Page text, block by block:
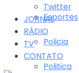
Esportes
Policia
Politica
Twitter
JORNAL
RÁDIO
TV
CONTATO